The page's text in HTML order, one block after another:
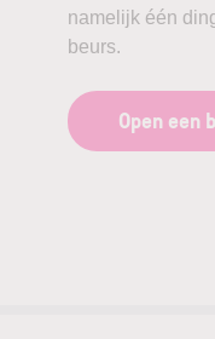
namelijk één
beurs.
Open een